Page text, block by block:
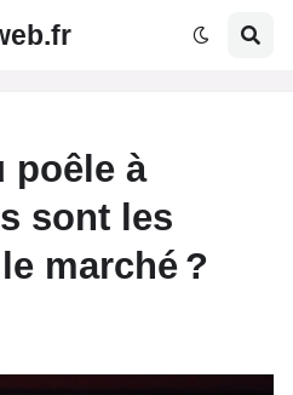
poêle à
sont les
marché ?